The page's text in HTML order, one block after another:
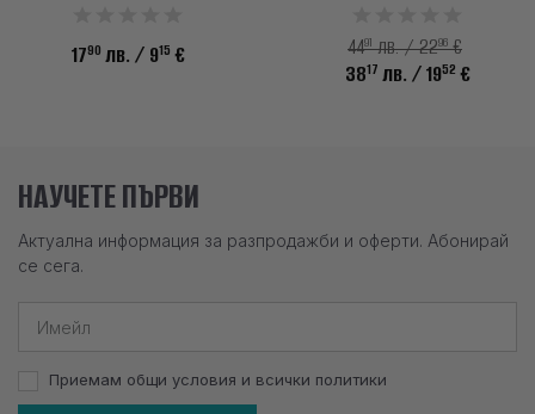
1790 лв. / 915 € 4491лв. / 2296€
3817 лв. / 1952 €
НАУЧЕТЕ ПЪРВИ
Актуална информация за разпродажби и оферти. Абонирай
се сега.
Приемам общи условия и всички политики